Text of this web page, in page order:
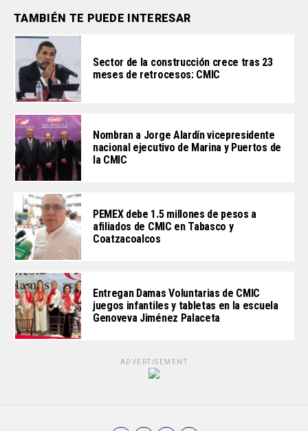
TAMBIÉN TE PUEDE INTERESAR
Sector de la construcción crece tras 23
meses de retrocesos: CMIC
Nombran a Jorge Alardín vicepresidente
nacional ejecutivo de Marina y Puertos de
la CMIC
PEMEX debe 1.5 millones de pesos a
afiliados de CMIC en Tabasco y
Coatzacoalcos
Entregan Damas Voluntarias de CMIC
juegos infantiles y tabletas en la escuela
Genoveva Jiménez Palaceta
ADVERTISEMENT